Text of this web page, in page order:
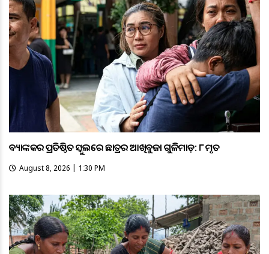
ବ୍ୟାଙ୍କକର ପ୍ରତିଷ୍ଠିତ ସ୍କୁଲରେ ଛାତ୍ରର ଆଖିବୁଜା ଗୁଳିମାଡ଼: ୮ ମୃତ
August 8, 2026 | 1:30 PM